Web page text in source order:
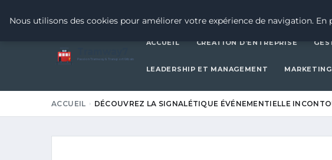
7 Passion Tramway & Transport Urbain
ACCUEIL CRÉATION D’ENTREPRISE
LEADERSHIP ET MANAGEMENT
ACCUEIL DÉCOUVREZ LA SIGNALÉTIQUE ÉVÉNEMENTIELLE
Nous utilisons des cookies pour améliorer votre expérience de navigation.